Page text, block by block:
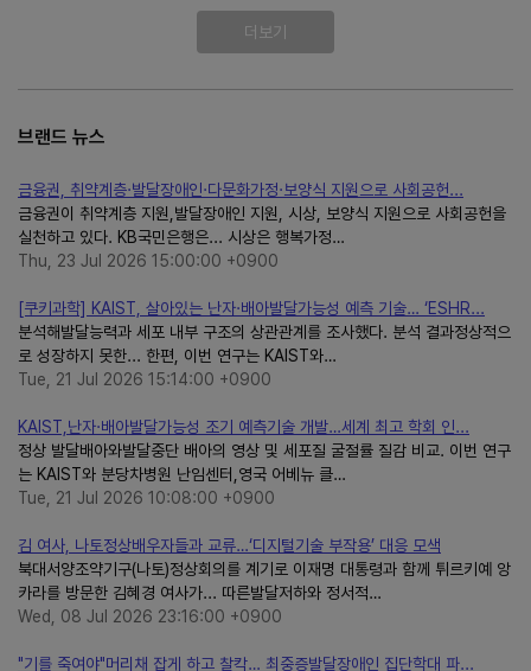
더보기
브랜드 뉴스
금융권, 취약계층·발달장애인·다문화가정·보양식 지원으로 사회공헌...
금융권이 취약계층 지원,발달장애인 지원, 시상, 보양식 지원으로 사회공헌을
실천하고 있다. KB국민은행은... 시상은 행복가정…
Thu, 23 Jul 2026 15:00:00 +0900
[쿠키과학] KAIST, 살아있는 난자·배아발달가능성 예측 기술… ‘ESHR...
분석해발달능력과 세포 내부 구조의 상관관계를 조사했다. 분석 결과정상적으
로 성장하지 못한... 한편, 이번 연구는 KAIST와…
Tue, 21 Jul 2026 15:14:00 +0900
KAIST,난자·배아발달가능성 조기 예측기술 개발…세계 최고 학회 인...
정상 발달배아와발달중단 배아의 영상 및 세포질 굴절률 질감 비교. 이번 연구
는 KAIST와 분당차병원 난임센터,영국 어베뉴 클…
Tue, 21 Jul 2026 10:08:00 +0900
김 여사, 나토정상배우자들과 교류…‘디지털기술 부작용’ 대응 모색
북대서양조약기구(나토)정상회의를 계기로 이재명 대통령과 함께 튀르키예 앙
카라를 방문한 김혜경 여사가... 따른발달저하와 정서적…
Wed, 08 Jul 2026 23:16:00 +0900
"기를 죽여야"머리채 잡게 하고 찰칵… 최중증발달장애인 집단학대 파...